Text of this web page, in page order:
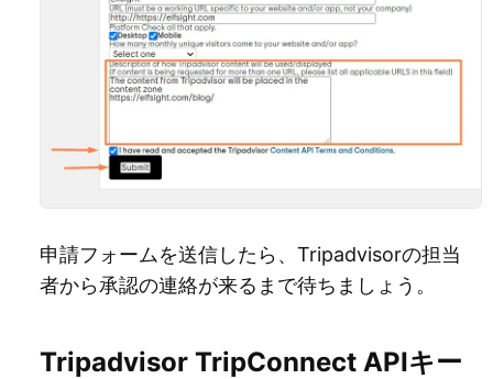
申請フォームを送信したら、Tripadvisorの担当
者から承認の連絡が来るまで待ちましょう。
Tripadvisor TripConnect APIキー